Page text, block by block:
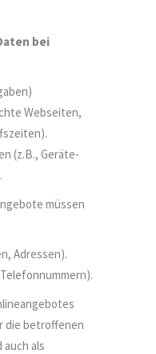
bei
Webseiten,
(z.B., Geräte-
müssen
Adressen).
die betroffenen
als